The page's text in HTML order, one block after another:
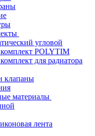
угловой
POLYTIM
для радиатора
клапаны
материалы
лента